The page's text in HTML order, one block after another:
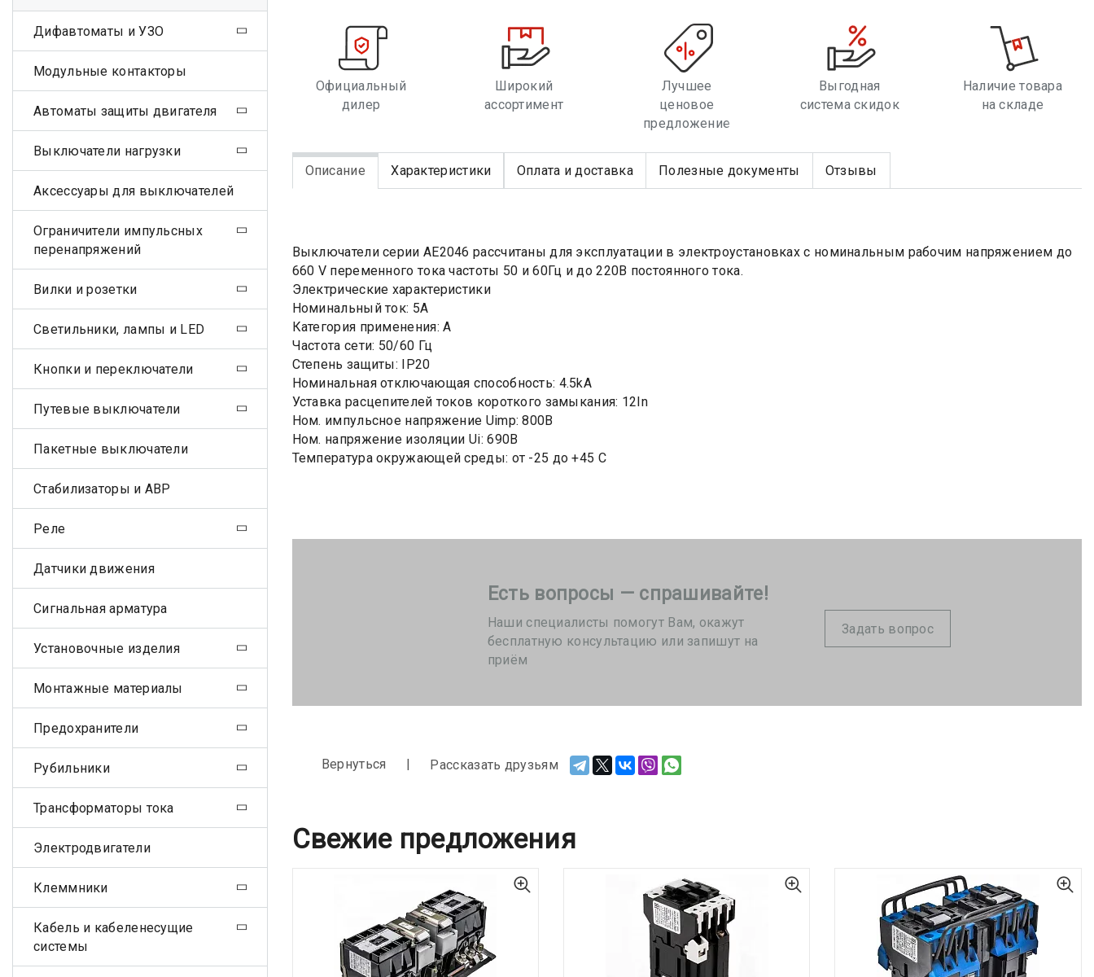
Официальный
дилер
Широкий
ассортимент
Лучшее
ценовое
предложение
Выгодная
система скидок
Наличие товара
на складе
Описание Характеристики Оплата и доставка Полезные документы Отзывы
Выключатели серии АЕ2046 рассчитаны для эксплуатации в электроустановках с номинальным рабочим напряжением до
660 V переменного тока частоты 50 и 60Гц и до 220В постоянного тока.
Электрические характеристики
Номинальный ток: 5А
Категория применения: А
Частота сети: 50/60 Гц
Степень защиты: IP20
Номинальная отключающая способность: 4.5kA
Уставка расцепителей токов короткого замыкания: 12In
Ном. импульсное напряжение Uimp: 800В
Ном. напряжение изоляции Ui: 690В
Температура окружающей среды: от -25 до +45 С
Есть вопросы — спрашивайте!
Наши специалисты помогут Вам, окажут
бесплатную консультацию или запишут на
приём
Задать вопрос
Вернуться Рассказать друзьям
Свежие предложения
Дифавтоматы и УЗО
Модульные контакторы
Автоматы защиты двигателя
Выключатели нагрузки
Аксессуары для выключателей
Ограничители импульсных
перенапряжений
Вилки и розетки
Светильники, лампы и LED
Кнопки и переключатели
Путевые выключатели
Пакетные выключатели
Стабилизаторы и АВР
Реле
Датчики движения
Сигнальная арматура
Установочные изделия
Монтажные материалы
Предохранители
Рубильники
Трансформаторы тока
Электродвигатели
Клеммники
Кабель и кабеленесущие
системы